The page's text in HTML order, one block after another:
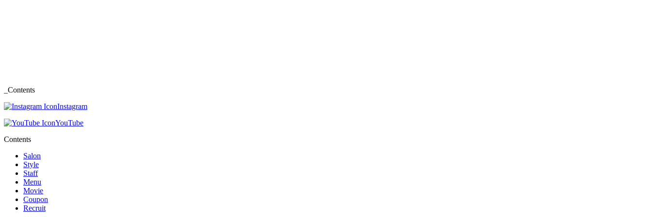
_Contents
Instagram
YouTube
Contents
Salon
Style
Staff
Menu
Movie
Coupon
Recruit